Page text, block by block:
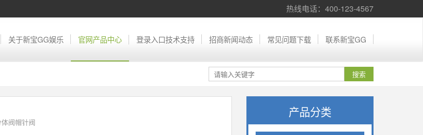
热线电话：400-123-4567
关于新宝GG娱乐 官网产品中心 登录入口技术支持 招商新闻动态 常见问题下载 联系新宝GG
体阀帽针阀
产品分类